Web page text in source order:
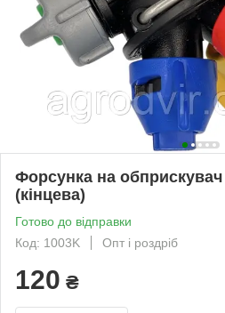
Форсунка на
(кінцева)
Готово до відправки
Код: 1003K
Опт і роздріб
120 ₴